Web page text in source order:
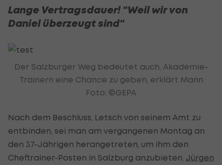
Lange Vertragsdauer! "Weil wir von
Daniel überzeugt sind"
Der Salzburger Weg bedeutet auch, Akademie-
Trainern eine Chance zu geben, erklärt Mann
Foto: ©GEPA
Nach dem Beschluss, Letsch von seinem Amt zu
entbinden, sei man am vergangenen Montag an
den 37-Jährigen herangetreten, um ihm den
Cheftrainer-Posten in Salzburg anzubieten. Jürgen